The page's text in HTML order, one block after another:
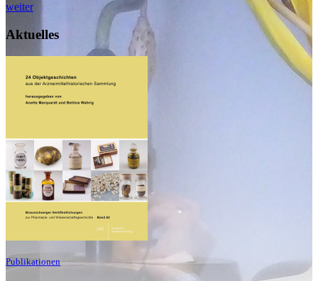
weiter
Aktuelles
Publikationen